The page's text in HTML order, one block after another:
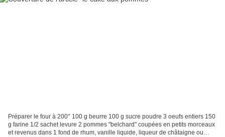
Préparer le four à 200° 100 g beurre 100 g sucre poudre 3 oeufs entiers 150
g farine 1/2 sachet levure 2 pommes "belchard" coupées en petits morceaux
et revenus dans 1 fond de rhum, vanille liquide, liqueur de châtaigne ou